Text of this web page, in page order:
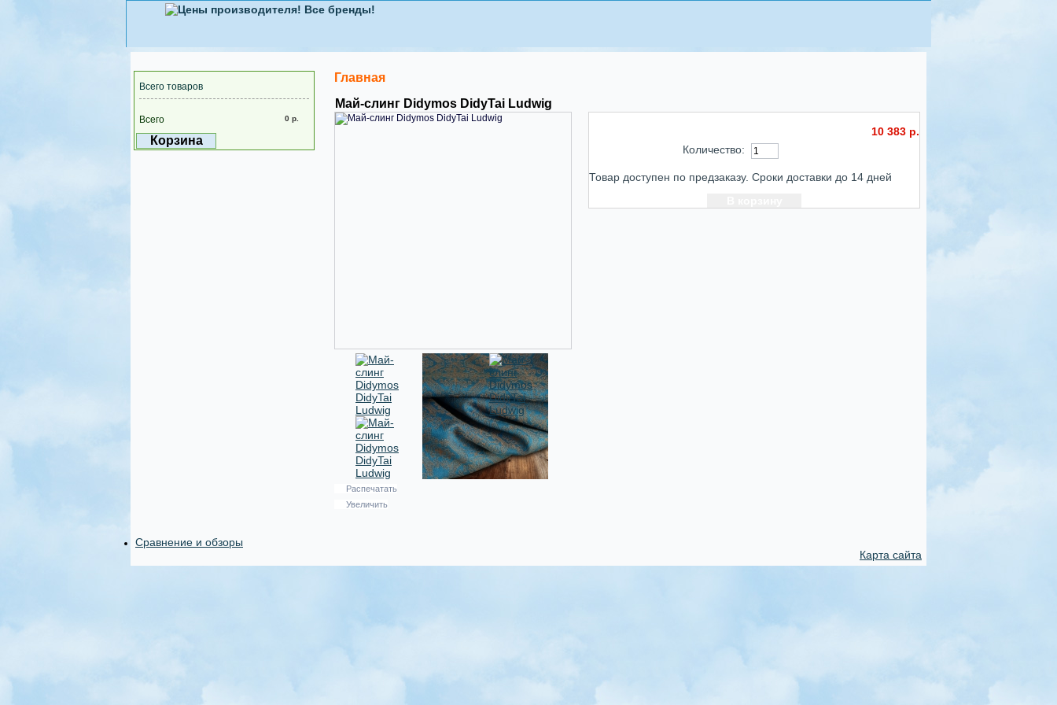
Всего товаров
Всего 0 р.
Корзина
Главная
Май-слинг Didymos DidyTai Ludwig
Распечатать
Увеличить
10 383 р.
Количество:
Товар доступен по предзаказу. Сроки доставки до 14 дней
Сравнение и обзоры
Карта сайта